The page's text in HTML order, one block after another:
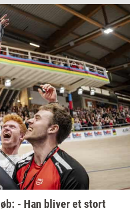
- Han bli­ver et stort